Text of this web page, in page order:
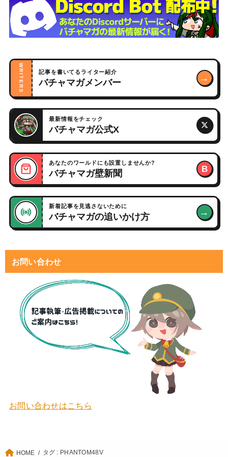
WRITERS 記事を書いてるライター紹介
バチャマガメンバー →
最新情報をチェック
バチャマガ公式X
あなたのワールドにも設置しませんか?
バチャマガ壁新聞 B
新着記事を見逃さないために
バチャマガの追いかけ方 →
お問い合わせ
お問い合わせはこちら
HOME タグ : PHANTOM48V